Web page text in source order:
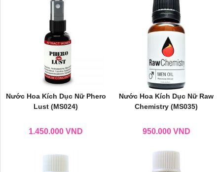
Nước Hoa Kích Dục Nữ Phero
Lust (MS024)
1.450.000 VND
Nước Hoa Kích Dục Nữ Raw
Chemistry (MS035)
950.000 VND